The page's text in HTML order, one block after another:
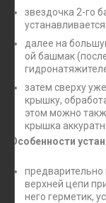
звездочка 2-го
далее на
ой башмак
затем сверху
крышку,
этом можно
крышка
Особенности
предварительно
верхней цепи
него герметик,